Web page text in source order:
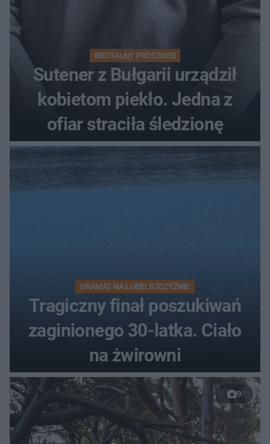
BRUTALNY PROCEDER
Sutener z Bułgarii urządził
kobietom piekło. Jedna z
ofiar straciła śledzionę
DRAMAT NA LUBELSZCZYŹNIE
Tragiczny finał poszukiwań
zaginionego 30-latka. Ciało
na żwirowni
9